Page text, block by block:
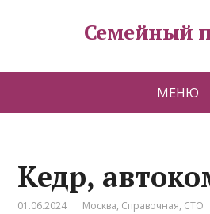
Семейный
МЕНЮ
Кедр,
01.06.2024 Москва, Справочная, СТО